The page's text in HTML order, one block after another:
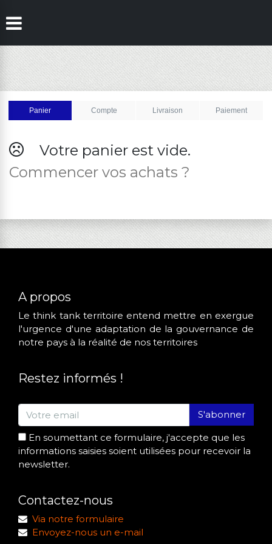
Panier Compte Livraison Paiement
Example of shopping-bag
Votre panier est vide.
Commencer vos achats ?
A propos
Le think tank territoire entend mettre en exergue
l'urgence d'une adaptation de la gouvernance de
notre pays à la réalité de nos territoires
Restez informés !
S'abonner
En soumettant ce formulaire, j'accepte que les
informations saisies soient utilisées pour recevoir la
newsletter.
Contactez-nous
Via notre formulaire
Envoyez-nous un e-mail